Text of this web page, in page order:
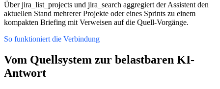
Über jira_list_projects und jira_search aggregiert der Assistent den
aktuellen Stand mehrerer Projekte oder eines Sprints zu einem
kompakten Briefing mit Verweisen auf die Quell-Vorgänge.
So funktioniert die Verbindung
Vom Quellsystem zur belastbaren KI-
Antwort